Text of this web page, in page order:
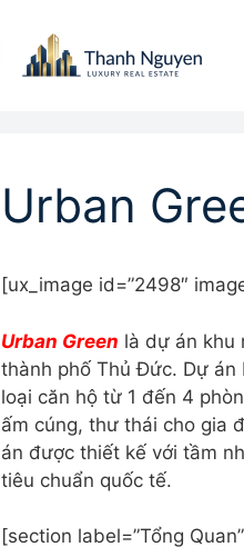
Urban
[ux_image id=”2498″
Urban Green là dự án khu
thành phố Thủ Đức. Dự án
loại căn hộ từ 1 đến 4
ấm cúng, thư thái cho gia
án được thiết kế với tầm
tiêu chuẩn quốc tế.
[section label=”Tổng